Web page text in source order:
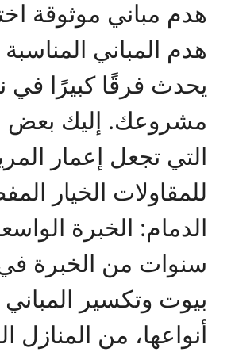
هدم مباني موثوقة
هدم المباني
يحدث فرقًا كبيرًا في
مشروعك. إليك بعض
التي تجعل إعمار
للمقاولات الخيار
الدمام: الخبرة
سنوات من الخبرة
بيوت وتكسير المباني
أنواعها، من المنازل